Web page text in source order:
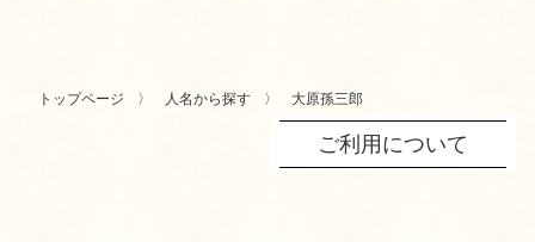
トップページ 人名から探す 大原孫三郎
ご利用について